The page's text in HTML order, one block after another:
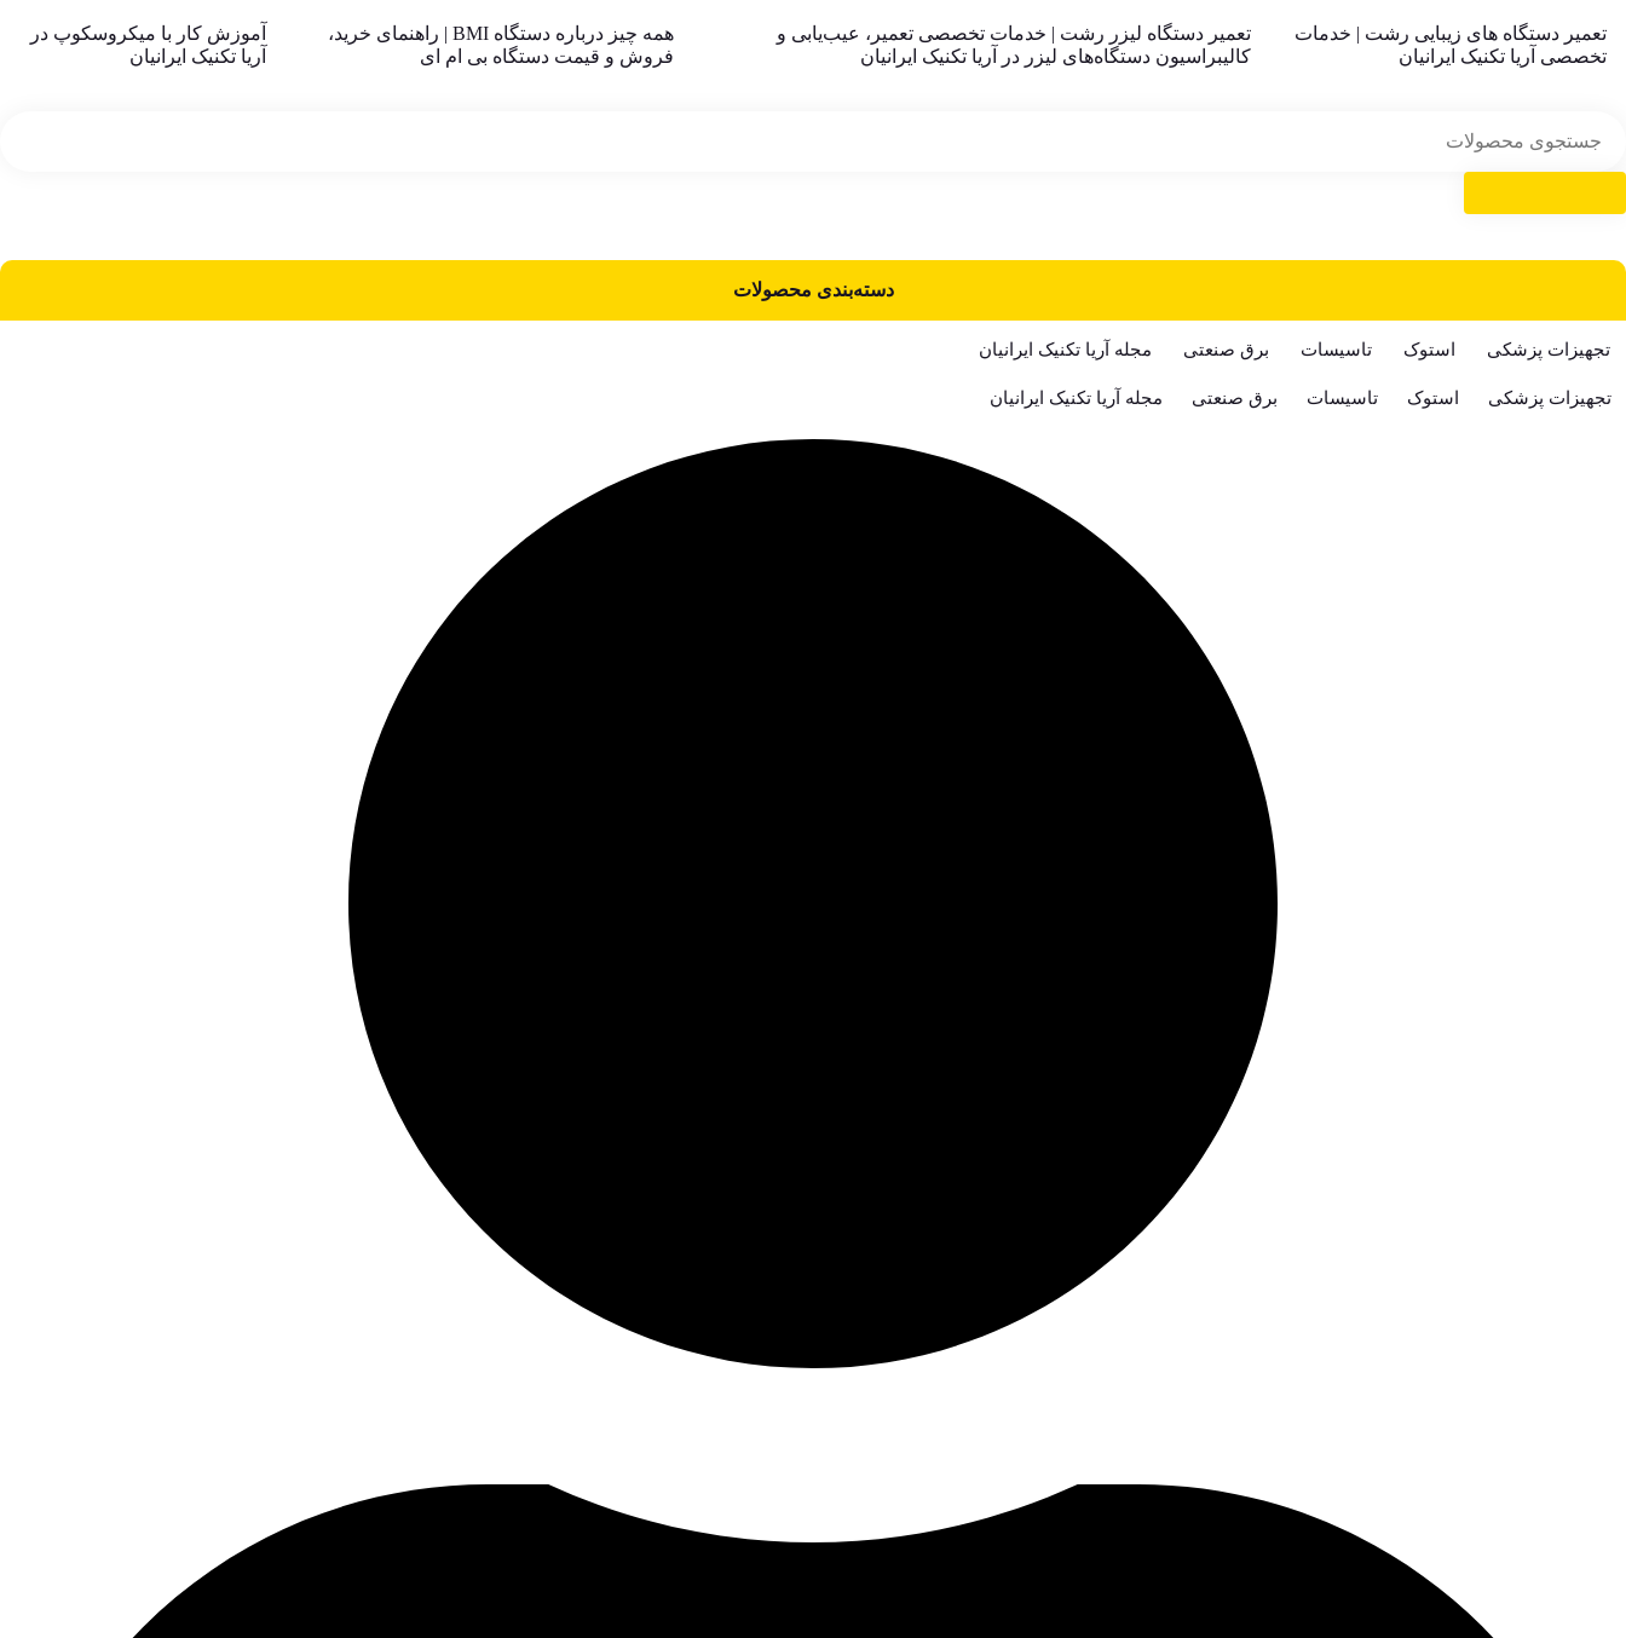
تعمیر دستگاه های زیبایی رشت | خدمات
تخصصی آریا تکنیک ایرانیان
تعمیر دستگاه لیزر رشت | خدمات تخصصی تعمیر، عیب‌یابی و
کالیبراسیون دستگاه‌های لیزر در آریا تکنیک ایرانیان
همه چیز درباره دستگاه BMI | راهنمای خرید،
فروش و قیمت دستگاه بی ام ای
آموزش کار با میکروسکوپ در
آریا تکنیک ایرانیان
دسته‌بندی محصولات
تجهیزات پزشکی استوک تاسیسات برق صنعتی مجله آریا تکنیک ایرانیان
تجهیزات پزشکی استوک تاسیسات برق صنعتی مجله آریا تکنیک ایرانیان